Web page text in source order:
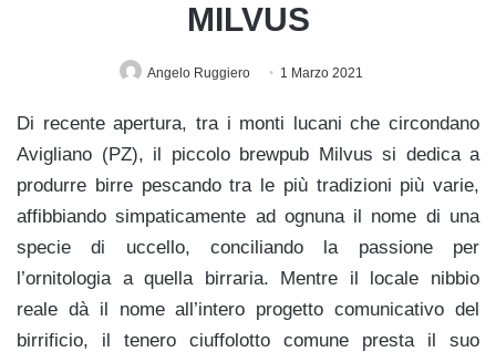
MILVUS
Angelo Ruggiero 1 Marzo 2021
Di recente apertura, tra i monti lucani che circondano
Avigliano (PZ), il piccolo brewpub Milvus si dedica a
produrre birre pescando tra le più tradizioni più varie,
affibbiando simpaticamente ad ognuna il nome di una
specie di uccello, conciliando la passione per
l’ornitologia a quella birraria. Mentre il locale nibbio
reale dà il nome all’intero progetto comunicativo del
birrificio, il tenero ciuffolotto comune presta il suo